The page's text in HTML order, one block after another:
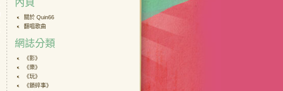
關於 Quin66
翻唱歌曲
網誌分類
《影》
《樂》
《玩》
《鎖碎事》